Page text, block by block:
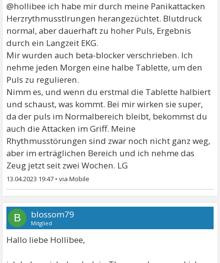
@hollibee ich habe mir durch meine Panikattacken
Herzrythmusstlrungen herangezüchtet. Blutdruck
normal, aber dauerhaft zu hoher Puls, Ergebnis
durch ein Langzeit EKG.
Mir wurden auch beta-blocker verschrieben. Ich
nehme jeden Morgen eine halbe Tablette, um den
Puls zu regulieren.
Nimm es, und wenn du erstmal die Tablette halbiert
und schaust, was kommt. Bei mir wirken sie super,
da der puls im Normalbereich bleibt, bekommst du
auch die Attacken im Griff. Meine
Rhythmusstörungen sind zwar noch nicht ganz weg,
aber im erträglichen Bereich und ich nehme das
Zeug jetzt seit zwei Wochen. LG
13.04.2023 19:47 •
B blossom79
Mitglied
Hallo liebe Hollibee,